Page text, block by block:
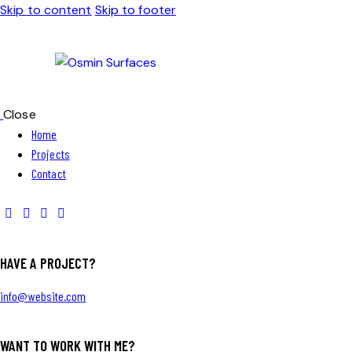
Skip to content Skip to footer
Close
Home
Projects
Contact
HAVE A PROJECT?
info@website.com
WANT TO WORK WITH ME?